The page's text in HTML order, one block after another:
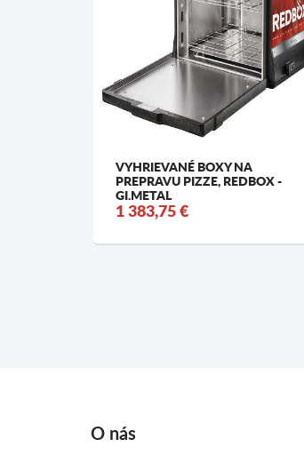
VYHRIEVANÉ BOXY NA
PREPRAVU PIZZE, REDBOX -
GI.METAL
1 383,75 €
O nás